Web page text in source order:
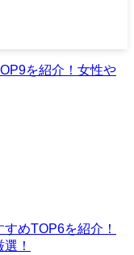
を紹介！女性や
めTOP6を紹介！
！